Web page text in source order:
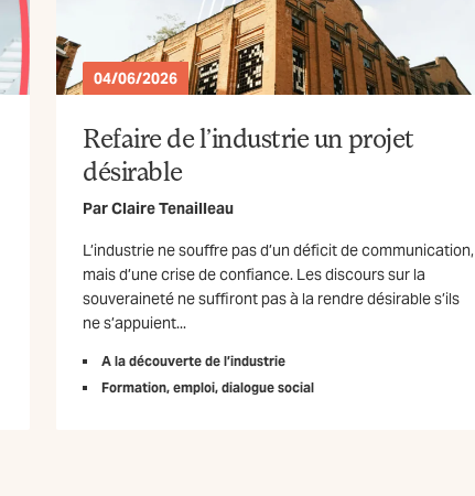
04/06/2026
Refaire de l’industrie un projet
désirable
ParClaire Tenailleau
L’industrie ne souffre pas d’un déficit de communication,
mais d’une crise de confiance. Les discours sur la
souveraineté ne suffiront pas à la rendre désirable s’ils
ne s’appuient...
A la découverte de l’industrie
Formation, emploi, dialogue social